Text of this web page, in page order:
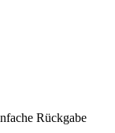
Rückgabe